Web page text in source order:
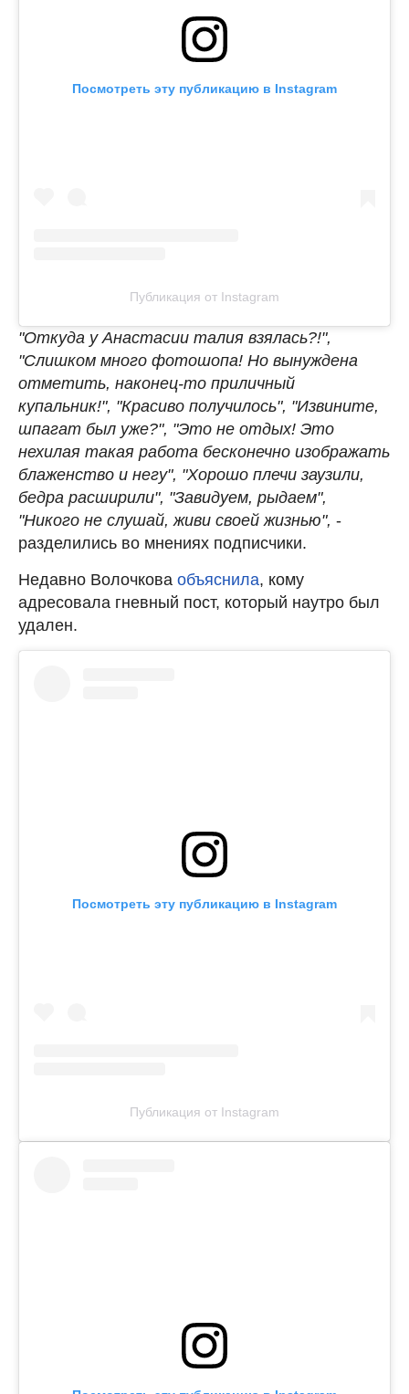
Посмотреть эту публикацию в Instagram
Публикация от Instagram
"Откуда у Анастасии талия взялась?!",
"Слишком много фотошопа! Но вынуждена
отметить, наконец-то приличный
купальник!", "Красиво получилось", "Извините,
шпагат был уже?", "Это не отдых! Это
нехилая такая работа бесконечно изображать
блаженство и негу", "Хорошо плечи заузили,
бедра расширили", "Завидуем, рыдаем",
"Никого не слушай, живи своей жизнью", -
разделились во мнениях подписчики.
Недавно Волочкова объяснила, кому
адресовала гневный пост, который наутро был
удален.
Посмотреть эту публикацию в Instagram
Публикация от Instagram